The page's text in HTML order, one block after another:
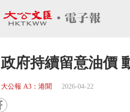
政府持續留意油價
大公報 A3：港聞 2026-04-22